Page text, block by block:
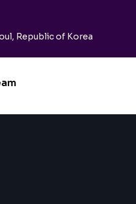
Republic of Korea